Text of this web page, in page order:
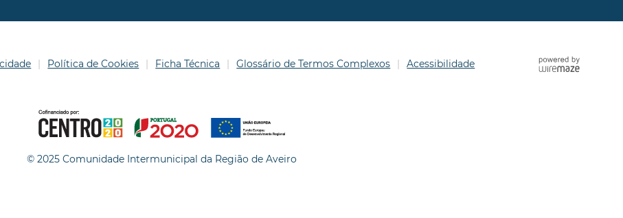
Política de Cookies Ficha Técnica Glossário de Termos Complexos Acessibilidade
© 2025 Comunidade Intermunicipal da Região de Aveiro